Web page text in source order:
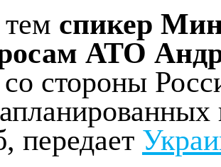
спикер
АТО
стороны
передает